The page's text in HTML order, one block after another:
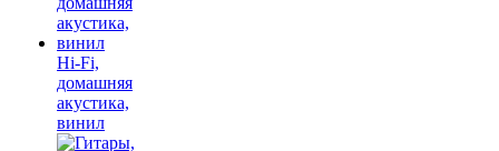
Hi-Fi,
домашняя
акустика,
винил